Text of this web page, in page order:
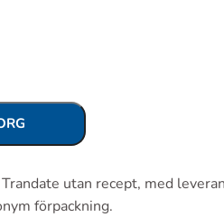
utan recept, med
förpackning.